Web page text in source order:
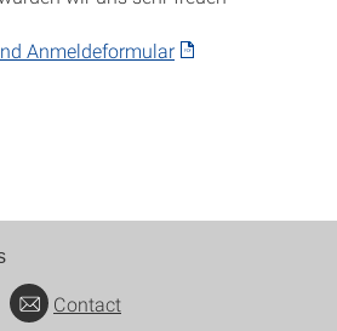
Anmeldeformular
Contact